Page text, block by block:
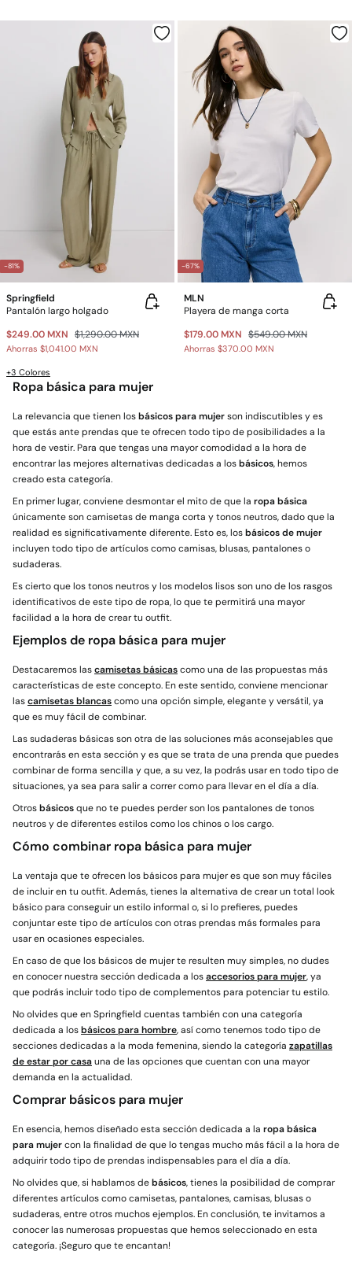
-81%
Springfield
Pantalón largo holgado
$249.00 MXN $1,290.00 MXN
Ahorras $1,041.00 MXN
+3 Colores
-67%
MLN
Playera de manga corta
$179.00 MXN $549.00 MXN
Ahorras $370.00 MXN
Ropa básica para mujer
La relevancia que tienen losbásicos para mujerson indiscutibles y es
que estás ante prendas que te ofrecen todo tipo de posibilidades a la
hora de vestir. Para que tengas una mayor comodidad a la hora de
encontrar las mejores alternativas dedicadas a losbásicos, hemos
creado esta categoría.
En primer lugar, conviene desmontar el mito de que la ropa básica
únicamente son camisetas de manga corta y tonos neutros, dado que la
realidad es significativamente diferente. Esto es, losbásicos de mujer
incluyen todo tipo de artículos como camisas, blusas, pantalones o
sudaderas.
Es cierto que los tonos neutros y los modelos lisos son uno de los rasgos
identificativos de este tipo de ropa, lo que te permitirá una mayor
facilidad a la hora de crear tu outfit.
Ejemplos de ropa básica para mujer
Destacaremos lascamisetas básicascomo una de las propuestas más
características de este concepto. En este sentido, conviene mencionar
lascamisetas blancascomo una opción simple, elegante y versátil, ya
que es muy fácil de combinar.
Las sudaderas básicas son otra de las soluciones más aconsejables que
encontrarás en esta sección y es que se trata de una prenda que puedes
combinar de forma sencilla y que, a su vez, la podrás usar en todo tipo de
situaciones, ya sea para salir a correr como para llevar en el día a día.
Otrosbásicosque no te puedes perder son los pantalones de tonos
neutros y de diferentes estilos como los chinos o los cargo.
Cómo combinar ropa básica para mujer
La ventaja que te ofrecen los básicos para mujer es que son muy fáciles
de incluir en tu outfit. Además, tienes la alternativa de crear un total look
básico para conseguir un estilo informal o, si lo prefieres, puedes
conjuntar este tipo de artículos con otras prendas más formales para
usar en ocasiones especiales.
En caso de que los básicos de mujer te resulten muy simples, no dudes
en conocer nuestra sección dedicada a losaccesorios para mujer, ya
que podrás incluir todo tipo de complementos para potenciar tu estilo.
No olvides que en Springfield cuentas también con una categoría
dedicada a losbásicos para hombre, así como tenemos todo tipo de
secciones dedicadas a la moda femenina, siendo la categoría zapatillas
de estar por casauna de las opciones que cuentan con una mayor
demanda en la actualidad.
Comprar básicos para mujer
En esencia, hemos diseñado esta sección dedicada a la ropa básica
para mujercon la finalidad de que lo tengas mucho más fácil a la hora de
adquirir todo tipo de prendas indispensables para el día a día.
No olvides que, si hablamos debásicos, tienes la posibilidad de comprar
diferentes artículos como camisetas, pantalones, camisas, blusas o
sudaderas, entre otros muchos ejemplos. En conclusión, te invitamos a
conocer las numerosas propuestas que hemos seleccionado en esta
categoría. ¡Seguro que te encantan!